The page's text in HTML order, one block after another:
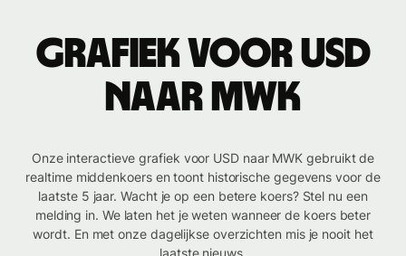
Grafiek voor USD
naar MWK
Onze interactieve grafiek voor USD naar MWK gebruikt de
realtime middenkoers en toont historische gegevens voor de
laatste 5 jaar. Wacht je op een betere koers? Stel nu een
melding in. We laten het je weten wanneer de koers beter
wordt. En met onze dagelijkse overzichten mis je nooit het